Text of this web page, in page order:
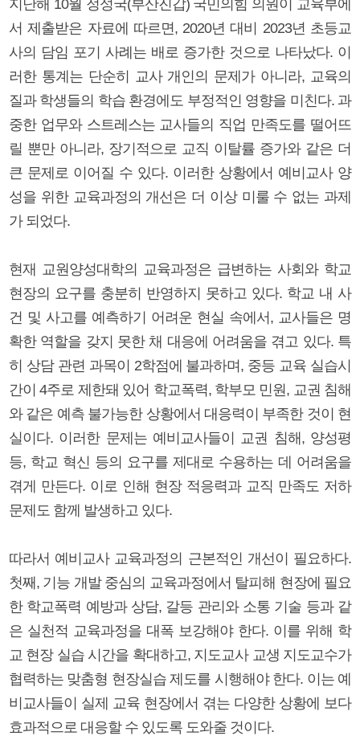
지난해 10월 정성국(부산진갑) 국민의힘 의원이 교육부에
서 제출받은 자료에 따르면, 2020년 대비 2023년 초등교
사의 담임 포기 사례는 배로 증가한 것으로 나타났다. 이
러한 통계는 단순히 교사 개인의 문제가 아니라, 교육의
질과 학생들의 학습 환경에도 부정적인 영향을 미친다. 과
중한 업무와 스트레스는 교사들의 직업 만족도를 떨어뜨
릴 뿐만 아니라, 장기적으로 교직 이탈률 증가와 같은 더
큰 문제로 이어질 수 있다. 이러한 상황에서 예비교사 양
성을 위한 교육과정의 개선은 더 이상 미룰 수 없는 과제
가 되었다.
현재 교원양성대학의 교육과정은 급변하는 사회와 학교
현장의 요구를 충분히 반영하지 못하고 있다. 학교 내 사
건 및 사고를 예측하기 어려운 현실 속에서, 교사들은 명
확한 역할을 갖지 못한 채 대응에 어려움을 겪고 있다. 특
히 상담 관련 과목이 2학점에 불과하며, 중등 교육 실습시
간이 4주로 제한돼 있어 학교폭력, 학부모 민원, 교권 침해
와 같은 예측 불가능한 상황에서 대응력이 부족한 것이 현
실이다. 이러한 문제는 예비교사들이 교권 침해, 양성평
등, 학교 혁신 등의 요구를 제대로 수용하는 데 어려움을
겪게 만든다. 이로 인해 현장 적응력과 교직 만족도 저하
문제도 함께 발생하고 있다.
따라서 예비교사 교육과정의 근본적인 개선이 필요하다.
첫째, 기능 개발 중심의 교육과정에서 탈피해 현장에 필요
한 학교폭력 예방과 상담, 갈등 관리와 소통 기술 등과 같
은 실천적 교육과정을 대폭 보강해야 한다. 이를 위해 학
교 현장 실습 시간을 확대하고, 지도교사 교생 지도교수가
협력하는 맞춤형 현장실습 제도를 시행해야 한다. 이는 예
비교사들이 실제 교육 현장에서 겪는 다양한 상황에 보다
효과적으로 대응할 수 있도록 도와줄 것이다.